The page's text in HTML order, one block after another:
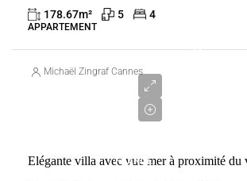
FRANCE
178.67m² 5 4
APPARTEMENT
Michaël Zingraf Cannes
FRANCE
3